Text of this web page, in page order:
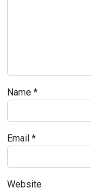
Name *
Email *
Website